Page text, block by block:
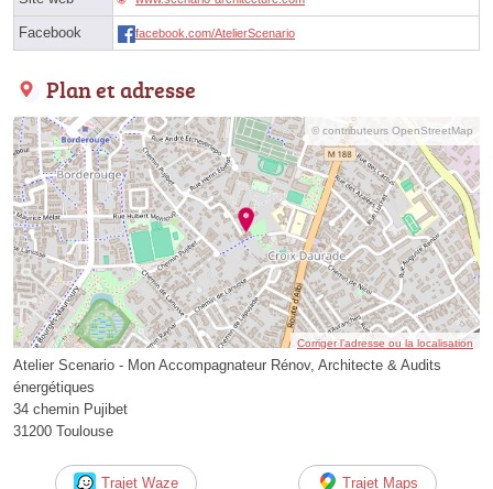
Facebook facebook.com/AtelierScenario
Plan et adresse
© contributeurs OpenStreetMap
Corriger l’adresse ou la localisation
Atelier Scenario - Mon Accompagnateur Rénov, Architecte & Audits
énergétiques
34 chemin Pujibet
31200 Toulouse
Trajet Waze Trajet Maps